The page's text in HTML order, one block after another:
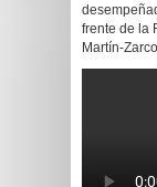
frente de la
Martín-